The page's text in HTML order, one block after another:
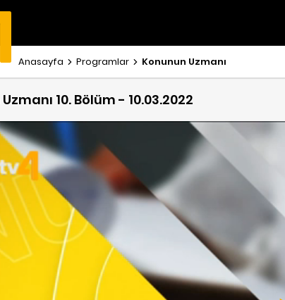
Anasayfa Programlar Konunun Uzmanı
10. Bölüm - 10.03.2022